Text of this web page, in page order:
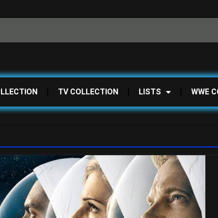
TV COLLECTION LISTS WWE